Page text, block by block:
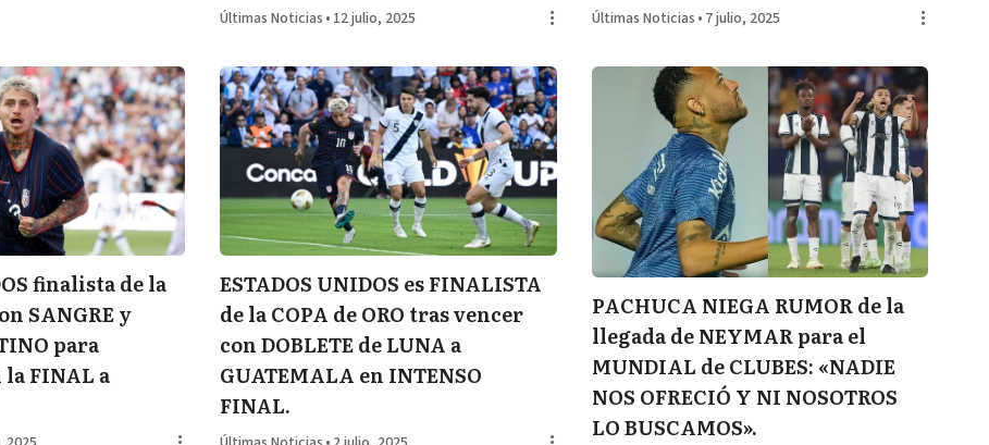
Últimas Noticias • 12 julio, 2025 Últimas Noticias • 7 julio, 2025
finalista de la
SANGRE y
para
la FINAL a
ESTADOS UNIDOS es FINALISTA
de la COPA de ORO tras vencer
con DOBLETE de LUNA a
GUATEMALA en INTENSO
FINAL.
PACHUCA NIEGA RUMOR de la
llegada de NEYMAR para el
MUNDIAL de CLUBES: «NADIE
NOS OFRECIÓ Y NI NOSOTROS
LO BUSCAMOS».